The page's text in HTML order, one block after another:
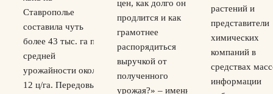
Ставрополье
составила чуть
более 43 тыс. га при
средней
урожайности около
12 ц/га. Передовые
цен, как долго он
продлится и как
грамотнее
распорядиться
выручкой от
полученного
урожая?» – именно
растений и
представители
химических
компаний в
средствах
информации